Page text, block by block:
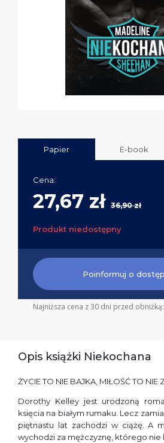
Papier E-book
Cena:
27,67 zł 36,90 zł
Produkt niedostępny
Poinformuj o
Najniższa cena z 30 dni przed obniżką:
Opis książki Niekochana
ŻYCIE TO NIE BAJKA, MIŁOŚĆ TO NIE
Dorothy Kelley jest urodzoną
księcia na białym rumaku. Lecz
piętnastu lat zachodzi w ciążę. A
wychodzi za mężczyznę, którego nie